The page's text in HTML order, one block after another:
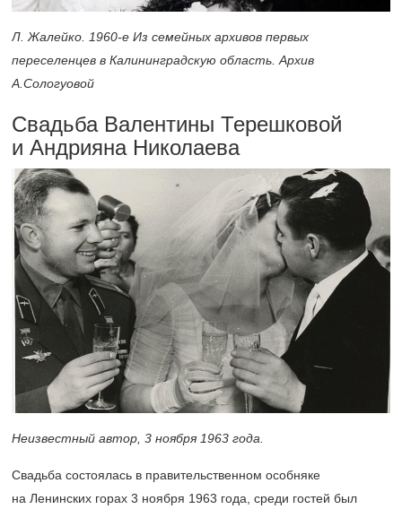
Л. Жалейко. 1960-е Из семейных архивов первых
переселенцев в Калининградскую область. Архив
А.Сологуовой
Свадьба Валентины Терешковой
и Андрияна Николаева
Неизвестный автор, 3 ноября 1963 года.
Свадьба состоялась в правительственном особняке
на Ленинских горах 3 ноября 1963 года, среди гостей был